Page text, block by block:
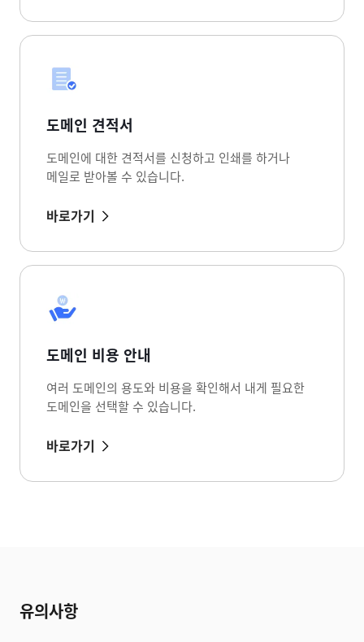
도메인 견적서
도메인에 대한 견적서를 신청하고 인쇄를 하거나
메일로 받아볼 수 있습니다.
바로가기
도메인 비용 안내
여러 도메인의 용도와 비용을 확인해서 내게 필요한
도메인을 선택할 수 있습니다.
바로가기
유의사항